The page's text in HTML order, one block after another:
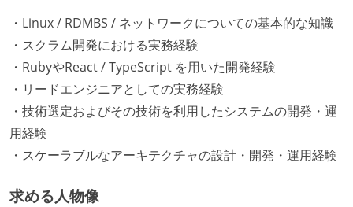
・Linux / RDMBS / ネットワークについての基本的な知識
・スクラム開発における実務経験
・RubyやReact / TypeScript を用いた開発経験
・リードエンジニアとしての実務経験
・技術選定およびその技術を利用したシステムの開発・運
用経験
・スケーラブルなアーキテクチャの設計・開発・運用経験
求める人物像